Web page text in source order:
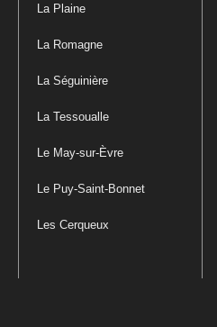
La Plaine
La Romagne
La Séguinière
La Tessoualle
Le May-sur-Èvre
Le Puy-Saint-Bonnet
Les Cerqueux